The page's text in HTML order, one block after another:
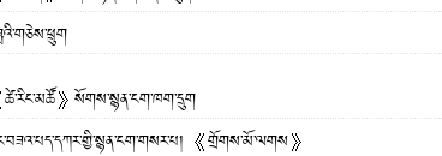
ཚེ་རིང་མཚོ》སོགས་སྙན་ངག་ཁག་དྲུག
《གྲོགས་མོ་ལགས》